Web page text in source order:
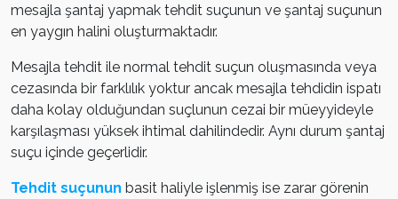
mesajla şantaj yapmak tehdit suçunun ve şantaj suçunun
en yaygın halini oluşturmaktadır.
Mesajla tehdit ile normal tehdit suçun oluşmasında veya
cezasında bir farklılık yoktur ancak mesajla tehdidin ispatı
daha kolay olduğundan suçlunun cezai bir müeyyideyle
karşılaşması yüksek ihtimal dahilindedir. Aynı durum şantaj
suçu içinde geçerlidir.
Tehdit suçunun basit haliyle işlenmiş ise zarar görenin